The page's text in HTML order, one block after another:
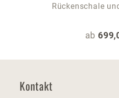
Rückenschale
ab
Kontakt